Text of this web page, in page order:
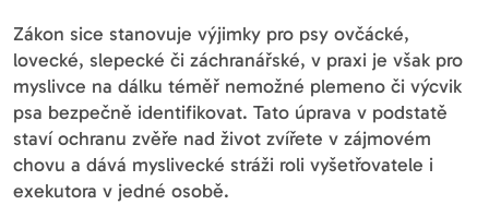
Zákon sice stanovuje výjimky pro psy ovčácké,
lovecké, slepecké či záchranářské, v praxi je však pro
myslivce na dálku téměř nemožné plemeno či výcvik
psa bezpečně identifikovat. Tato úprava v podstatě
staví ochranu zvěře nad život zvířete v zájmovém
chovu a dává myslivecké stráži roli vyšetřovatele i
exekutora v jedné osobě.